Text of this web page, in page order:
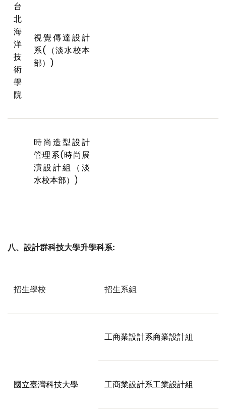
台
北
海
洋
技
術
學
院
視覺傳達設計
系(（淡水校本
部）)
時尚造型設計
管理系(時尚展
演設計組（淡
水校本部）)
八、設計群科技大學升學科系:
招生學校 招生系組
國立臺灣科技大學
工商業設計系商業設計組
工商業設計系工業設計組